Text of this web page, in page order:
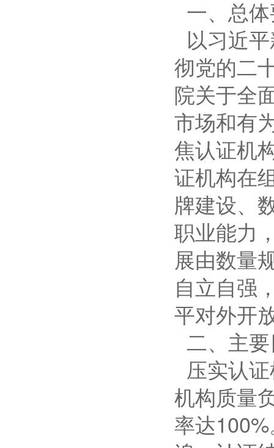
一、总
以习近
彻党的二
院关于全
市场和有
焦认证机
证机构在
牌建设、
职业能力
展由数量
自立自强
平对外开
二、主
压实认
机构质量
率达